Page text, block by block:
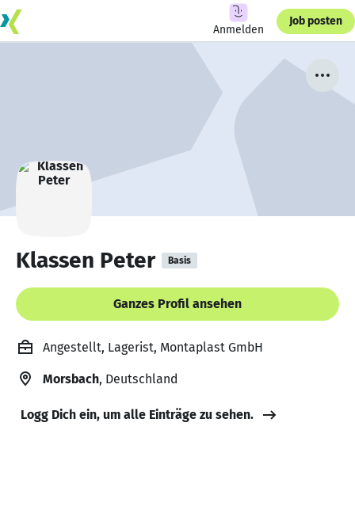
Anmelden
Job posten
Klassen Peter Basis
Ganzes Profil ansehen
Angestellt, Lagerist, Montaplast GmbH
Morsbach, Deutschland
Logg Dich ein, um alle Einträge zu sehen.